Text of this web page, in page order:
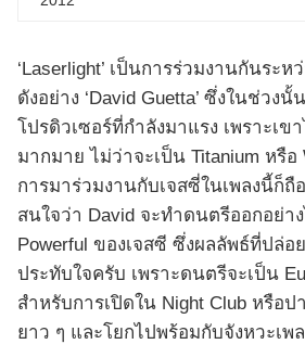
‘Laserlight’ เป็นการร่วมงานกันระห
ดังอย่าง ‘David Guetta’ ซึ่งในช่วงนั้
โปรดิวเซอร์ที่กำลังมาแรง เพราะเข
มากมาย ไม่ว่าจะเป็น Titanium หรือ
การมาร่วมงานกับเจสซี่ในเพลงนี้ก็ถื
สนใจว่า David จะทำดนตรีออกอย่าง
Powerful ของเจสซี ซึ่งผลลัพธ์ที่ปล่
ประทับใจครับ เพราะดนตรีจะเป็น
สำหรับการเปิดใน Night Club หรือ
ยาว ๆ และโยกไปพร้อมกับจังหวะเพ